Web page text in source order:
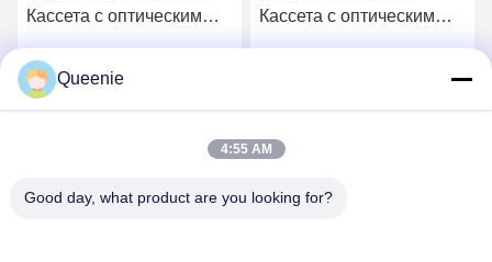
Кассета с оптическим
плотностью
Кассета с оптическим
Queenie
4:55 AM
Good day, what product are you looking for?